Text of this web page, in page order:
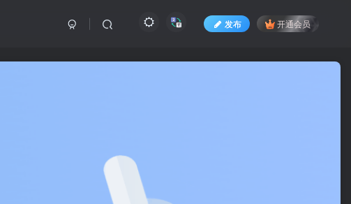
发布 开通会员